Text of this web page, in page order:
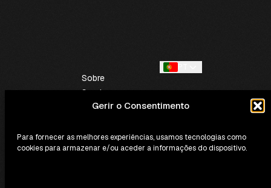
Gerir o Consentimento
Para fornecer as melhores experiências, usamos tecnologias como
cookies para armazenar e/ou aceder a informações do dispositivo.
Sobre
Serviços
Contactos
PT